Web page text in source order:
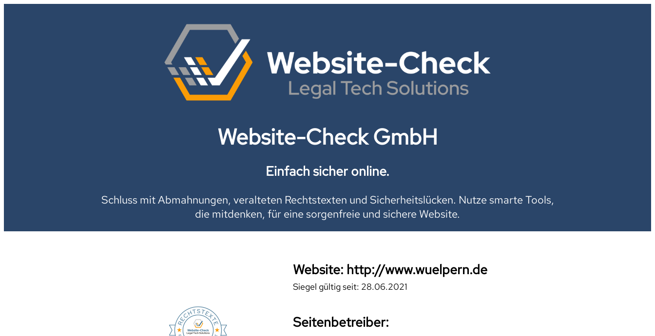
Website-Check GmbH
Einfach sicher online.
Schluss mit Abmahnungen, veralteten Rechtstexten und Sicherheitslücken. Nutze smarte Tools,
die mitdenken, für eine sorgenfreie und sichere Website.
Website: http://www.wuelpern.de
Siegel gültig seit: 28.06.2021
Seitenbetreiber: